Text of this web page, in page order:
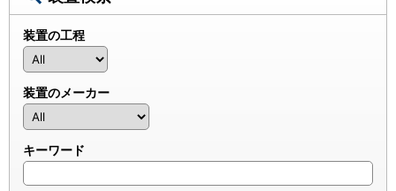
装置の工程
装置のメーカー
キーワード